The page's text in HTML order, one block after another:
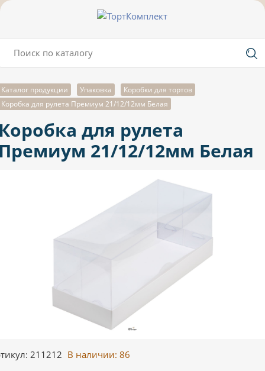
Каталог продукции Упаковка
Коробки для тортов
Коробка для рулета Премиум 21/12/12мм Белая
для рулета
21/12/12мм Белая
211212 В наличии: 86